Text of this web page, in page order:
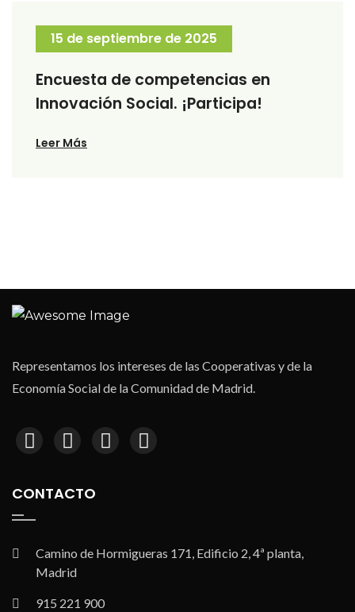
15 de septiembre de 2025
Encuesta de competencias en
Innovación Social. ¡Participa!
Leer Más
Representamos los intereses de las Cooperativas y de la
Economía Social de la Comunidad de Madrid.
CONTACTO
Camino de Hormigueras 171, Edificio 2, 4ª planta,
Madrid
915 221 900